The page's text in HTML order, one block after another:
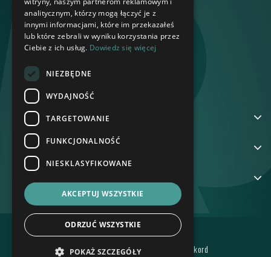
GRUPA REKORD
NA SKRÓTY
POLITYKA PRYWATNOŚCI
Wszelkie prawa zastrzeżone © BTS Rekord
analitycznym, którzy mogą łączyć je z
innymi informacjami, które im przekazałeś
lub które zebrali w wyniku korzystania przez
Ciebie z ich usług. Dowiedz się więcej
NIEZBĘDNE
WYDAJNOŚĆ
TARGETOWANIE
FUNKCJONALNOŚĆ
NIESKLASYFIKOWANE
AKCEPTUJ WSZYSTKIE
ODRZUĆ WSZYSTKIE
POKAŻ SZCZEGÓŁY